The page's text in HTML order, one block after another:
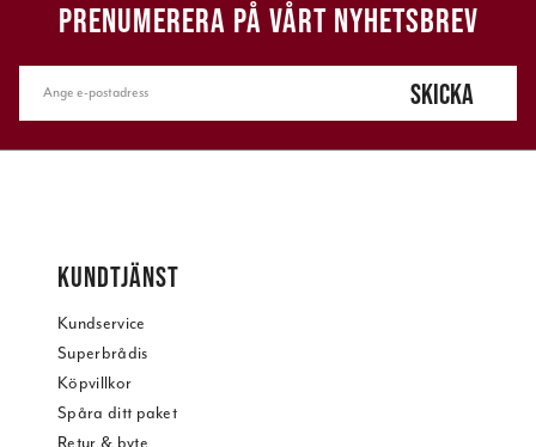
PRENUMERERA PÅ VÅRT NYHETSBREV
SKICKA
KUNDTJÄNST
Kundservice
Superbrådis
Köpvillkor
Spåra ditt paket
Retur & byte